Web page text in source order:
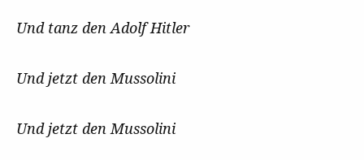
Und tanz den Adolf Hitler
Und jetzt den Mussolini
Und jetzt den Mussolini